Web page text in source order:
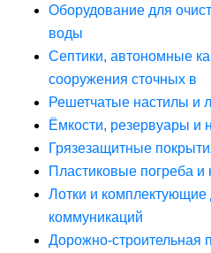
Оборудование для
воды
Септики, автономные
сооружения сточных в
Решетчатые настилы и
Ёмкости, резервуары и
Грязезащитные
Пластиковые погреба и
Лотки и
коммуникаций
Дорожно-строительная